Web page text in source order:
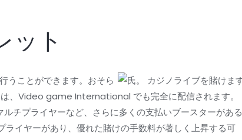
ット
うことができます。おそら
、Video game International でも完全に配信されます。
チプライヤーなど、さらに多くの支払いブースターがある
イヤーがあり、優れた賭けの手数料が著しく上昇する可